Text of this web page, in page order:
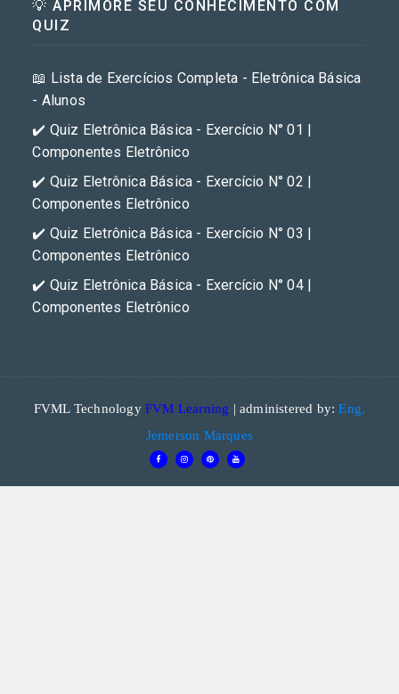
💡 APRIMORE SEU CONHECIMENTO COM
QUIZ
📖 Lista de Exercícios Completa - Eletrônica Básica
- Alunos
✔️ Quiz Eletrônica Básica - Exercício N° 01 |
Componentes Eletrônico
✔️ Quiz Eletrônica Básica - Exercício N° 02 |
Componentes Eletrônico
✔️ Quiz Eletrônica Básica - Exercício N° 03 |
Componentes Eletrônico
✔️ Quiz Eletrônica Básica - Exercício N° 04 |
Componentes Eletrônico
FVML Technology FVM Learning | administered by:Eng.
Jemerson Marques